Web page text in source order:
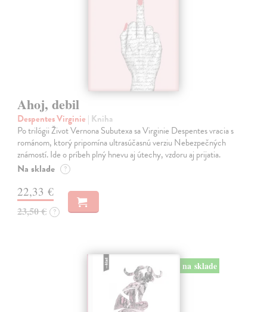
Ahoj, debil
Despentes Virginie | Kniha
Po trilógii Život Vernona Subutexa sa Virginie Despentes vracia s
románom, ktorý pripomína ultrasúčasnú verziu Nebezpečných
známostí. Ide o príbeh plný hnevu aj útechy, vzdoru aj prijatia.
Na sklade ?
22,33 €
23,50 € ?
na sklade